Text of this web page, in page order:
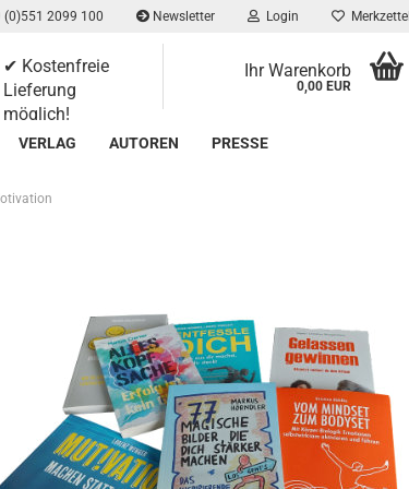
(0)551 2099 100 Newsletter Login Merkzettel
✔ Kostenfreie
Lieferung
möglich!
✔ 14 Tage
Ihr Warenkorb
0,00 EUR
VERLAG AUTOREN PRESSE